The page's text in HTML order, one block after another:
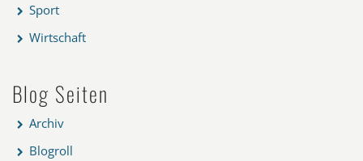
Sport
Wirtschaft
Blog Seiten
Archiv
Blogroll